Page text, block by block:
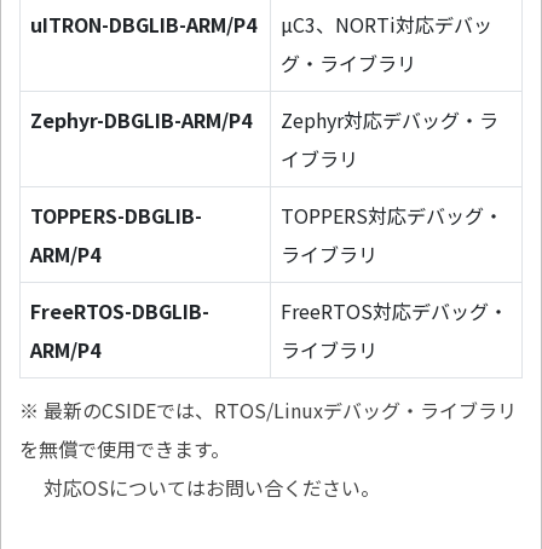
uITRON-DBGLIB-ARM/P4
µC3、NORTi対応デバッ
グ・ライブラリ
Zephyr-DBGLIB-ARM/P4
Zephyr対応デバッグ・ラ
イブラリ
TOPPERS-DBGLIB-
ARM/P4
TOPPERS対応デバッグ・
ライブラリ
FreeRTOS-DBGLIB-
ARM/P4
FreeRTOS対応デバッグ・
ライブラリ
※ 最新のCSIDEでは、RTOS/Linuxデバッグ・ライブラリ
を無償で使用できます。
対応OSについてはお問い合ください。